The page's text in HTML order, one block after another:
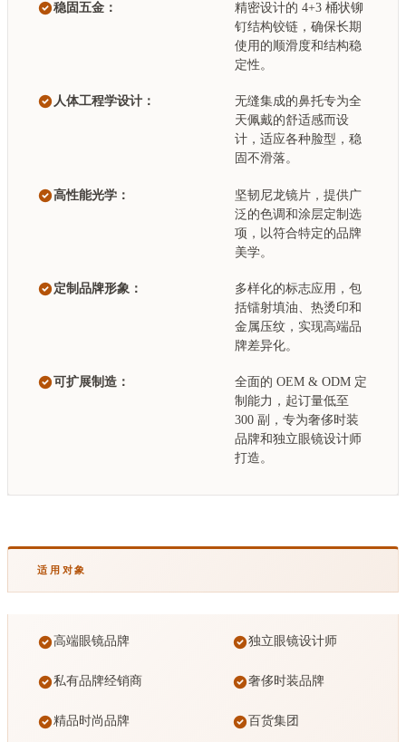
稳固五金：
精密设计的 4+3 桶状铆
钉结构铰链，确保长期
使用的顺滑度和结构稳
定性。
人体工程学设计：
无缝集成的鼻托专为全
天佩戴的舒适感而设
计，适应各种脸型，稳
固不滑落。
高性能光学：
坚韧尼龙镜片，提供广
泛的色调和涂层定制选
项，以符合特定的品牌
美学。
定制品牌形象：
多样化的标志应用，包
括镭射填油、热烫印和
金属压纹，实现高端品
牌差异化。
可扩展制造：
全面的 OEM & ODM 定
制能力，起订量低至
300 副，专为奢侈时装
品牌和独立眼镜设计师
打造。
适用对象
高端眼镜品牌 独立眼镜设计师
私有品牌经销商 奢侈时装品牌
精品时尚品牌 百货集团